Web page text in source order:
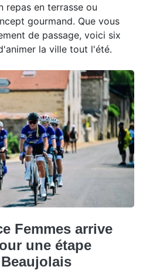
repas en terrasse ou
gourmand. Que vous
de passage, voici six
la ville tout l'été.
Femmes arrive
une étape